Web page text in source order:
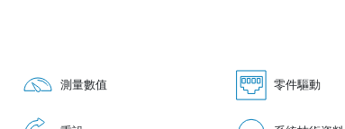
測量數值 零件驅動